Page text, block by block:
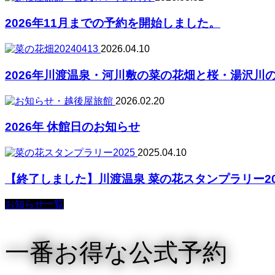
2026年11月までの予約を開始しました。
2026.04.10
2026年川渡温泉・河川敷の菜の花畑と桜・湯沢川
2026.02.20
2026年 休館日のお知らせ
2025.04.10
【終了しました】川渡温泉 菜の花スタンプラリー
お知らせ一覧
一番お得な公式予約